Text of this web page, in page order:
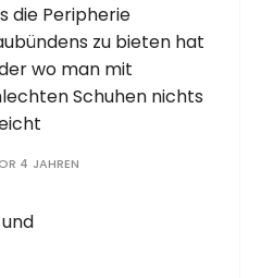
die Peripherie
zu bieten hat
wo man mit
Schuhen nichts
4 JAHREN